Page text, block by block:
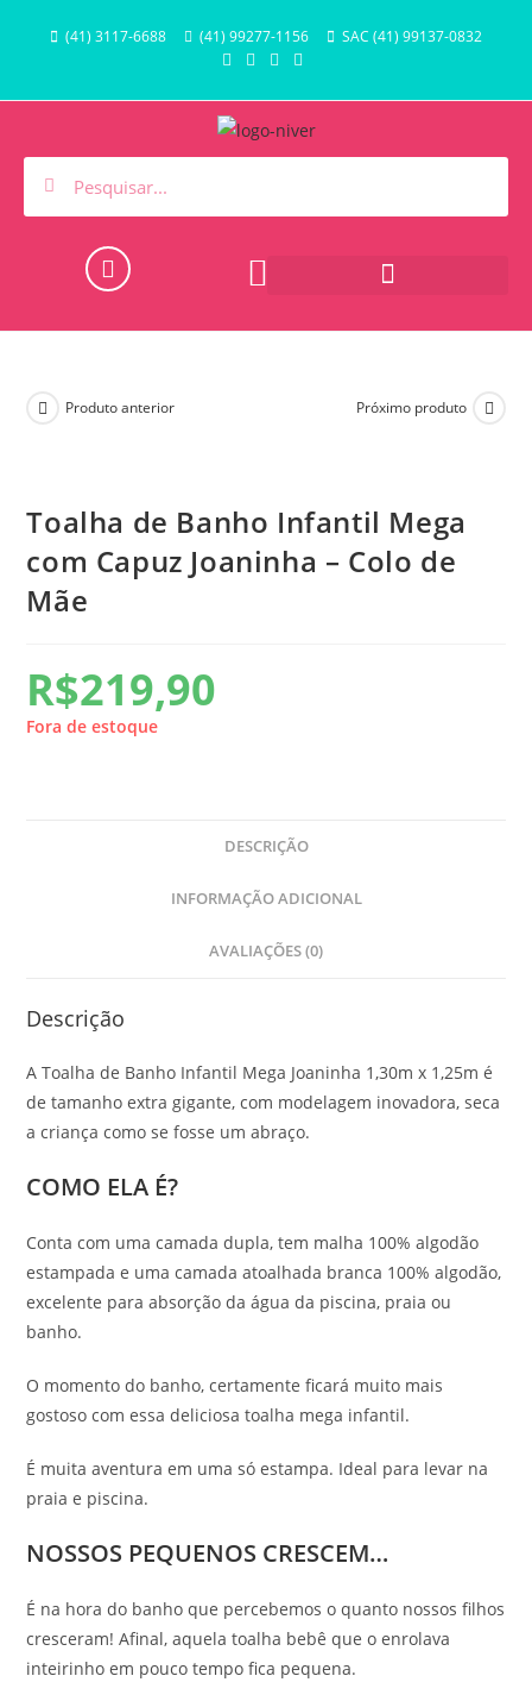
(41) 3117-6688 (41) 99277-1156 SAC (41) 99137-0832
Produto anterior Próximo produto
Toalha de Banho Infantil Mega
com Capuz Joaninha – Colo de
Mãe
R$219,90
Fora de estoque
DESCRIÇÃO
INFORMAÇÃO ADICIONAL
AVALIAÇÕES (0)
Descrição
A Toalha de Banho Infantil Mega Joaninha 1,30m x 1,25m é
de tamanho extra gigante, com modelagem inovadora, seca
a criança como se fosse um abraço.
COMO ELA É?
Conta com uma camada dupla, tem malha 100% algodão
estampada e uma camada atoalhada branca 100% algodão,
excelente para absorção da água da piscina, praia ou
banho.
O momento do banho, certamente ficará muito mais
gostoso com essa deliciosa toalha mega infantil.
É muita aventura em uma só estampa. Ideal para levar na
praia e piscina.
NOSSOS PEQUENOS CRESCEM…
É na hora do banho que percebemos o quanto nossos filhos
cresceram! Afinal, aquela toalha bebê que o enrolava
inteirinho em pouco tempo fica pequena.